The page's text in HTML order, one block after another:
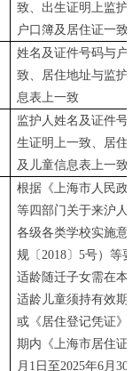
致、出生证明上监护
户口簿及居住证一致
姓名及证件号码与户
致、居住地址与监护
息表上一致
监护人姓名及证件号
生证明上一致、居住
及儿童信息表上一致
根据《上海市人民政
等四部门关于来沪人
各级各类学校实施意
规〔2018〕5号）等要
适龄随迁子女需在本
适龄儿童须持有效期
或《居住登记凭证》
期内《上海市居住证
月1日至2025年6月30